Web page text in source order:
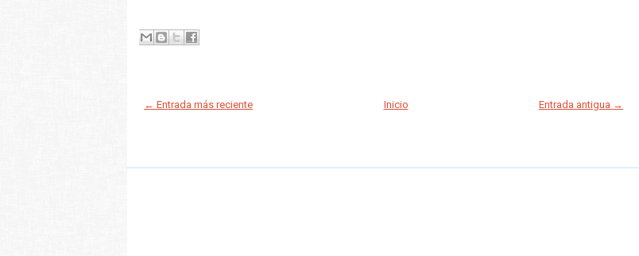
← Entrada más reciente Entrada antigua →
Inicio